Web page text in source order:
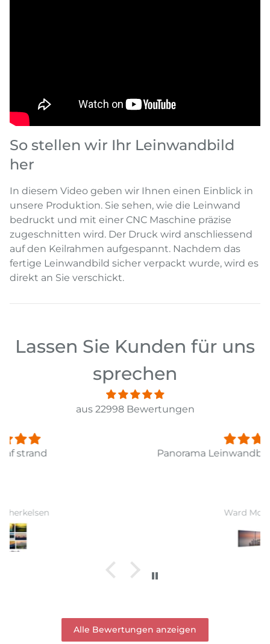
So stellen wir Ihr Leinwandbild
her
In diesem Video geben wir Ihnen einen Einblick in
unsere Produktion. Sie sehen, wie die Leinwand
bedruckt und mit einer CNC Maschine präzise
zugeschnitten wird. Der Druck wird anschliessend
auf den Keilrahmen aufgespannt. Nachdem das
fertige Leinwandbild sicher verpackt wurde, wird es
direkt an Sie verschickt.
Lassen Sie Kunden für uns
sprechen
aus 22998 Bewertungen
Panorama Leinwandbild 3-teilig Old Pier Ii
Alle Bewertungen anzeigen